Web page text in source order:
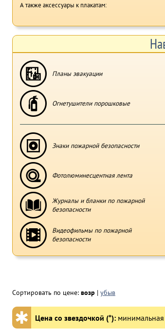
А также аксессуары к плакатам:
Планы эвакуации
Огнетушители порошковые
Знаки пожарной безопасности
Фотолюминесцентная лента
Журналы и бланки по пожарной
безопасности
Видеофильмы по пожарной
безопасности
Сортировать по цене: возр | убыв
✱ Цена со звездочкой (*): минимальная